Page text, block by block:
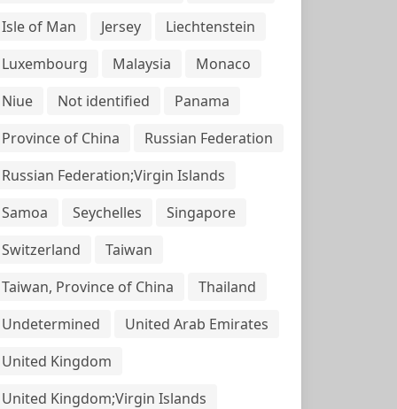
Isle of Man
Jersey
Liechtenstein
Luxembourg
Malaysia
Monaco
Niue
Not identified
Panama
Province of China
Russian Federation
Russian Federation;Virgin Islands
Samoa
Seychelles
Singapore
Switzerland
Taiwan
Taiwan, Province of China
Thailand
Undetermined
United Arab Emirates
United Kingdom
United Kingdom;Virgin Islands